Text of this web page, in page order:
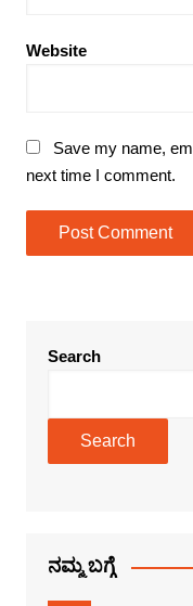
Website
Save my name,
next time I comment.
Search
Search
ನಮ್ಮ ಬಗ್ಗೆ